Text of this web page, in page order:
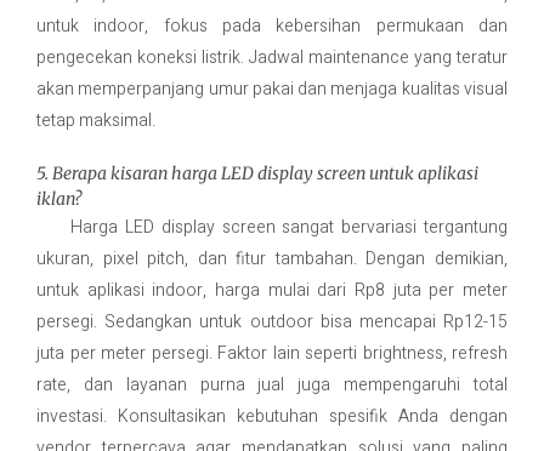
untuk indoor, fokus pada kebersihan permukaan dan
pengecekan koneksi listrik. Jadwal maintenance yang teratur
akan memperpanjang umur pakai dan menjaga kualitas visual
tetap maksimal.
5. Berapa kisaran harga LED display screen untuk aplikasi
iklan?
Harga LED display screen sangat bervariasi tergantung
ukuran, pixel pitch, dan fitur tambahan. Dengan demikian,
untuk aplikasi indoor, harga mulai dari Rp8 juta per meter
persegi. Sedangkan untuk outdoor bisa mencapai Rp12-15
juta per meter persegi. Faktor lain seperti brightness, refresh
rate, dan layanan purna jual juga mempengaruhi total
investasi. Konsultasikan kebutuhan spesifik Anda dengan